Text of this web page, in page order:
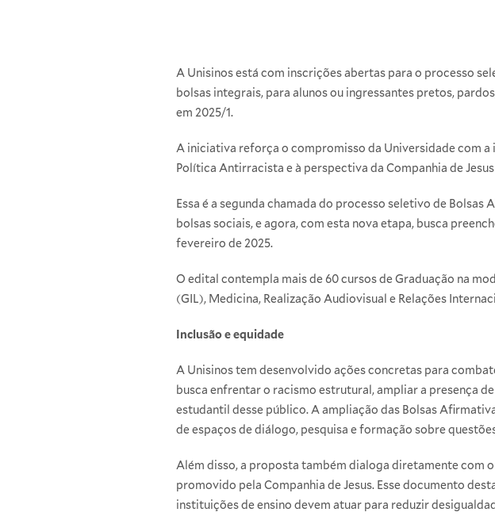
A Unisinos está com inscrições abertas para o processo
bolsas integrais, para alunos ou ingressantes pretos,
em 2025/1.
A iniciativa reforça o compromisso da Universidade com a
Política Antirracista e à perspectiva da Companhia de
Essa é a segunda chamada do processo seletivo de
bolsas sociais, e agora, com esta nova etapa, busca
fevereiro de 2025.
O edital contempla mais de 60 cursos de Graduação na
(GIL), Medicina, Realização Audiovisual e Relações
Inclusão e equidade
A Unisinos tem desenvolvido ações concretas para
busca enfrentar o racismo estrutural, ampliar a presença
estudantil desse público. A ampliação das Bolsas
de espaços de diálogo, pesquisa e formação sobre
Além disso, a proposta também dialoga diretamente com
promovido pela Companhia de Jesus. Esse documento
instituições de ensino devem atuar para reduzir